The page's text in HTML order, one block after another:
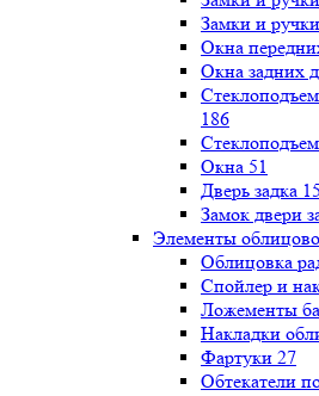
Замки и
Окна
Окна задних
186
Окна 51
Дверь задка
Замок двери
Элементы
Облицовка
Спойлер и
Ложементы
Накладки
Фартуки 27
Обтекатели